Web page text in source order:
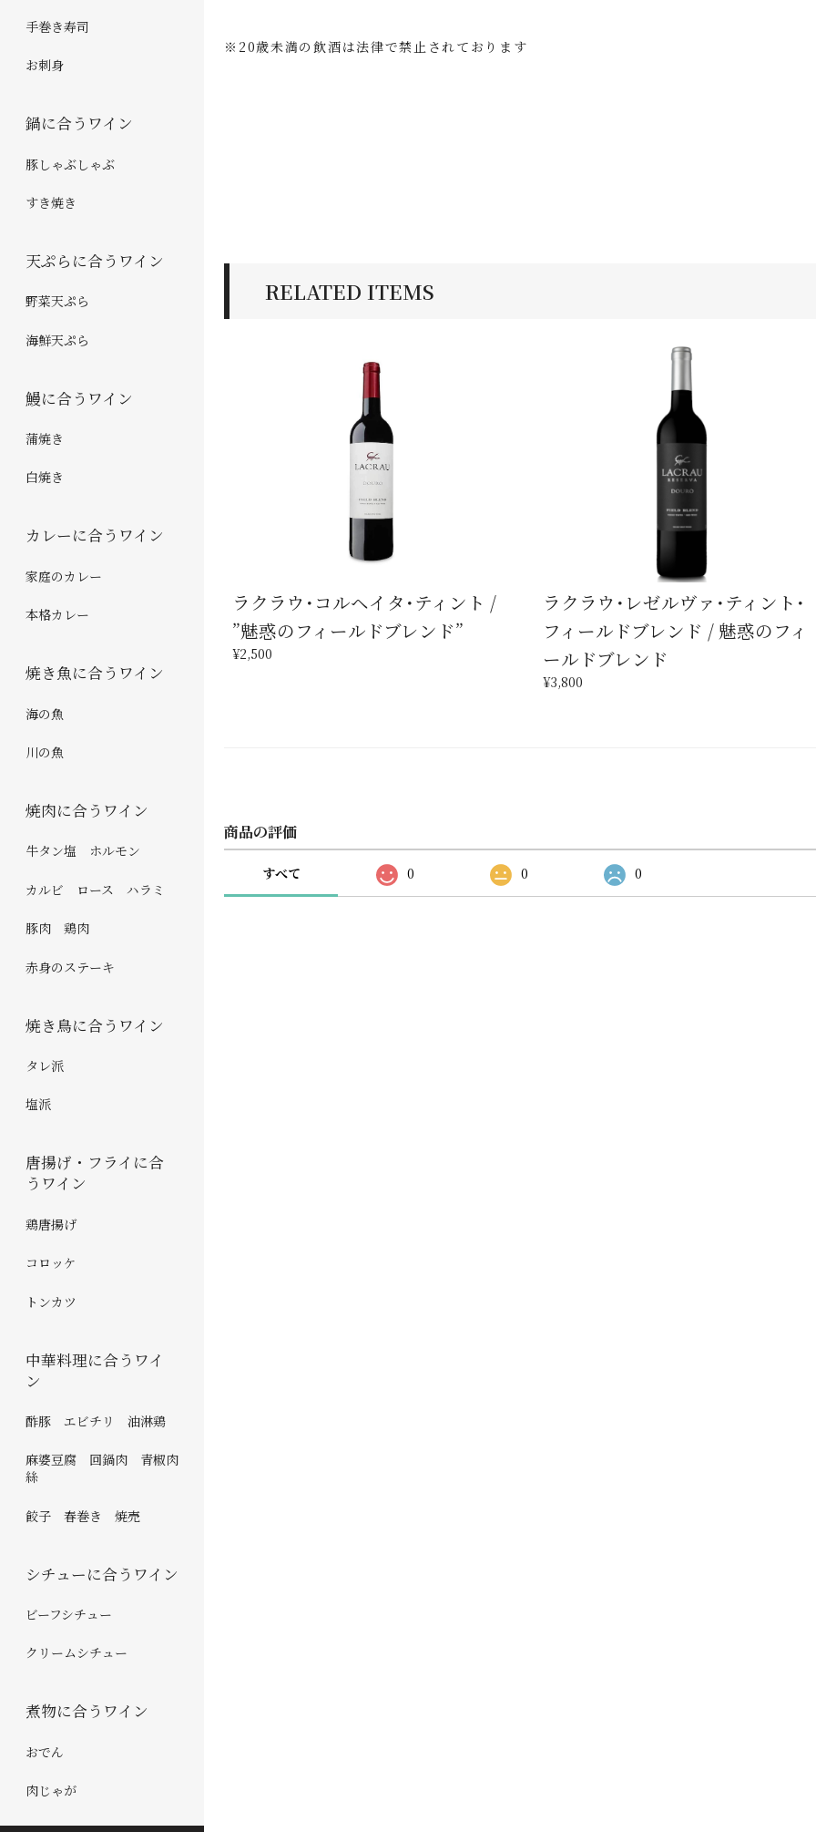
手巻き寿司
お刺身
鍋に合うワイン
豚しゃぶしゃぶ
すき焼き
天ぷらに合うワイン
野菜天ぷら
海鮮天ぷら
鰻に合うワイン
蒲焼き
白焼き
カレーに合うワイン
家庭のカレー
本格カレー
焼き魚に合うワイン
海の魚
川の魚
焼肉に合うワイン
牛タン塩 ホルモン
カルビ ロース ハラミ
豚肉 鶏肉
赤身のステーキ
焼き鳥に合うワイン
タレ派
塩派
唐揚げ・フライに合
うワイン
鶏唐揚げ
コロッケ
トンカツ
中華料理に合うワイ
ン
酢豚 エビチリ 油淋鶏
麻婆豆腐 回鍋肉 青椒肉
絲
餃子 春巻き 焼売
シチューに合うワイン
ビーフシチュー
クリームシチュー
煮物に合うワイン
おでん
肉じゃが
※20歳未満の飲酒は法律で禁止されております
RELATED ITEMS
ラクラウ･コルヘイタ･ティント /
”魅惑のフィールドブレンド”
¥2,500
ラクラウ･レゼルヴァ･ティント･
フィールドブレンド / 魅惑のフィ
ールドブレンド
¥3,800
商品の評価
すべて 0 0 0